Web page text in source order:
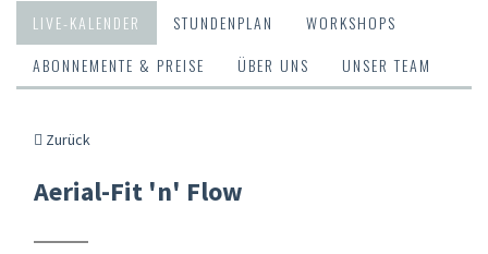
LIVE-KALENDER STUNDENPLAN
WORKSHOPS
ABONNEMENTE & PREISE
ÜBER UNS UNSER TEAM
Zurück
Aerial-Fit 'n' Flow